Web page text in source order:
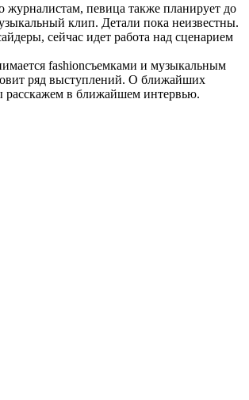
журналистам, певица также планирует до
клип. Детали пока неизвестны.
сейчас идет работа над сценарием
fashionсъемками и музыкальным
ряд выступлений. О ближайших
в ближайшем интервью.